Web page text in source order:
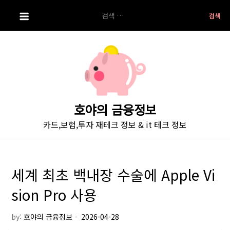
i
색:
호야의 금융정보
카드,보험,투자 재테크 정보 & it 테크 정보
세계 최초 백내장 수술에 Apple Vi
sion Pro 사용
by:호야의 금융정보